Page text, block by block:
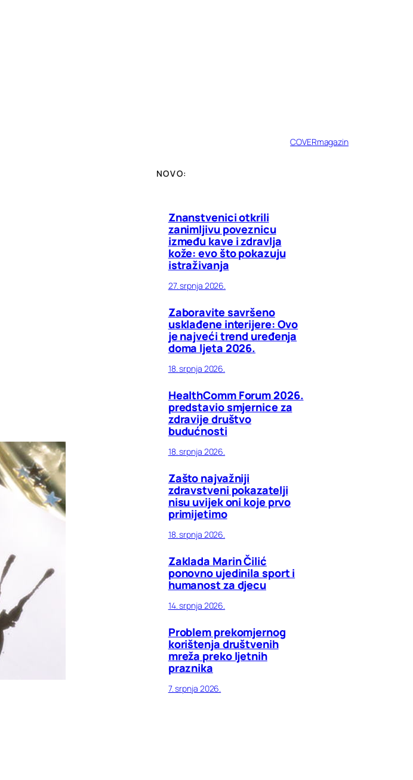
COVERmagazin
NOVO:
Znanstvenici otkrili
zanimljivu poveznicu
između kave i zdravlja
kože: evo što pokazuju
istraživanja
27. srpnja 2026.
Zaboravite savršeno
usklađene interijere: Ovo
je najveći trend uređenja
doma ljeta 2026.
18. srpnja 2026.
HealthComm Forum 2026.
predstavio smjernice za
zdravije društvo
budućnosti
18. srpnja 2026.
Zašto najvažniji
zdravstveni pokazatelji
nisu uvijek oni koje prvo
primijetimo
18. srpnja 2026.
Zaklada Marin Čilić
ponovno ujedinila sport i
humanost za djecu
14. srpnja 2026.
Problem prekomjernog
korištenja društvenih
mreža preko ljetnih
praznika
7. srpnja 2026.